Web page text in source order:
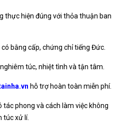
thực hiện đúng với thỏa thuận ban
bằng cấp, chứng chỉ tiếng Đức.
túc, nhiệt tình và tận tâm.
hỗ trợ hoàn toàn miễn phí.
tác phong và cách làm việc không
túc xử lí.